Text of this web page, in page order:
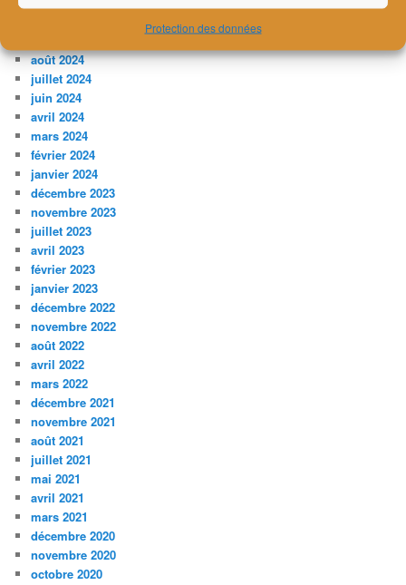
Protection des données
août 2024
juillet 2024
juin 2024
avril 2024
mars 2024
février 2024
janvier 2024
décembre 2023
novembre 2023
juillet 2023
avril 2023
février 2023
janvier 2023
décembre 2022
novembre 2022
août 2022
avril 2022
mars 2022
décembre 2021
novembre 2021
août 2021
juillet 2021
mai 2021
avril 2021
mars 2021
décembre 2020
novembre 2020
octobre 2020